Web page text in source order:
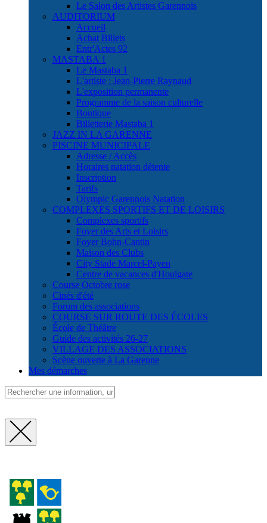
Le Salon des Artistes Garennois
AUDITORIUM
Accueil
Achat Billets
Entr'Actes 92
MASTABA 1
Le Mastaba 1
L'artiste : Jean-Pierre Raynaud
L'exposition permanente
Programme de la saison culturelle
Boutique
Billetterie Mastaba 1
JAZZ IN LA GARENNE
PISCINE MUNICIPALE
Adresse / Accès
Horaires natation détente
Inscription
Tarifs
Olympic Garennois Natation
COMPLEXES SPORTIFS ET DE LOISIRS
Complexes sportifs
Foyer des Arts et Loisirs
Foyer Bohn-Cantin
Maison des Clubs
City Stade Marcel-Payen
Centre de vacances d'Houlgate
Course Octobre rose
Cinés d'été
Forum des associations
COURSE SUR ROUTE DES ÉCOLES
École de Théâtre
Guide des activités 26-27
VILLAGE DES ASSOCIATIONS
Scène ouverte à La Garenne
Mes démarches
Fermer